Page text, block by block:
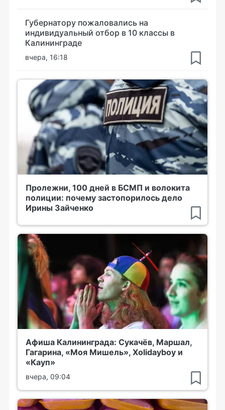
Губернатору пожаловались на
индивидуальный отбор в 10 классы в
Калининграде
вчера, 16:18
Пролежни, 100 дней в БСМП и волокита
полиции: почему застопорилось дело
Ирины Зайченко
Афиша Калининграда: Сукачёв, Маршал,
Гагарина, «Моя Мишель», Xolidayboy и
«Кауп»
вчера, 09:04